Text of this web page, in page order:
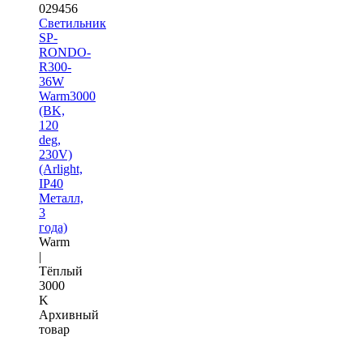
029456
Светильник
SP-
RONDO-
R300-
36W
Warm3000
(BK,
120
deg,
230V)
(Arlight,
IP40
Металл,
3
года)
Warm
|
Тёплый
3000
K
Архивный
товар